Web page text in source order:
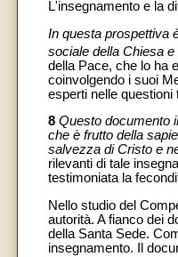
L'insegnamento e la
In questa prospettiva
sociale della Chiesa
della Pace, che lo ha
coinvolgendo i suoi
esperti nelle questioni
8 Questo documento
che è frutto della
salvezza di Cristo e
rilevanti di tale
testimoniata la
Nello studio del
autorità. A fianco dei
della Santa Sede.
insegnamento. Il